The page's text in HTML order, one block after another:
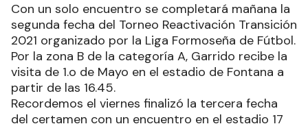
Con un solo encuentro se completará mañana la
segunda fecha del Torneo Reactivación Transición
2021 organizado por la Liga Formoseña de Fútbol.
Por la zona B de la categoría A, Garrido recibe la
visita de 1.o de Mayo en el estadio de Fontana a
partir de las 16.45.
Recordemos el viernes finalizó la tercera fecha
del certamen con un encuentro en el estadio 17